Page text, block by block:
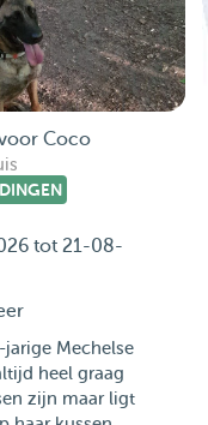
Coco
tot 21-08-
jarige Mechelse
heel graag
zijn maar ligt